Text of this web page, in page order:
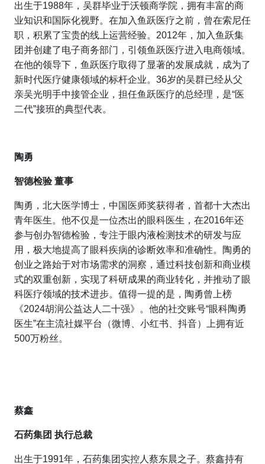
出生于1988年，吴群毕业于沃顿商学院，拥有丰富的商
业知识和国际化视野。在加入鱼跃医疗之前，曾在索尼任
职，积累了宝贵的线上运营经验。2012年，加入鱼跃集
团并创建了电子商务部门，引领鱼跃医疗进入电商领域。
在他的领导下，鱼跃医疗取得了显著的发展成就，成为了
新时代医疗健康领域的标杆企业。36岁的吴群已经从父
亲吴光明手中接管企业，担任鱼跃医疗的总经理，是“医
二代”接班的典型代表。
陶勇
智德检验 董事
陶勇，北大医学博士，中国医师奖获得者，首都十大杰出
青年医生。他不仅是一位杰出的眼科医生，在2016年还
参与创办智德检验，专注于眼内液检测技术的研发与应
用，极大地提高了眼科疾病的诊断效率和准确性。陶勇的
创业之路始于对市场需求的洞察，通过科技创新和商业模
式的双重创新，实现了科研成果的商业转化，并推动了眼
科医疗领域的技术进步。值得一提的是，陶勇曾上榜
《2024胡润公益达人二十强》。他的社交账号“眼科陶勇
医生”在主流社媒平台（微博、小红书、抖音）上拥有近
500万粉丝。
蔡鑫
石药集团 执行总裁
出生于1991年，石药集团实控人蔡东晨之子。蔡鑫持有